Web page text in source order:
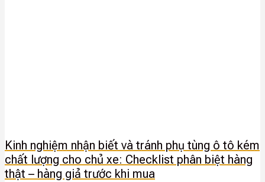
Kinh nghiệm nhận biết và tránh phụ tùng ô tô kém
chất lượng cho chủ xe: Checklist phân biệt hàng
thật – hàng giả trước khi mua